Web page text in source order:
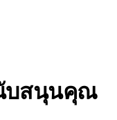
บสนุนคุณ